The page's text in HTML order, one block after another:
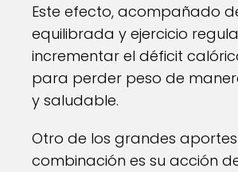
Este efecto, acompañado
equilibrada y ejercicio
incrementar el déficit
para perder peso de
y saludable.
Otro de los grandes
combinación es su acción